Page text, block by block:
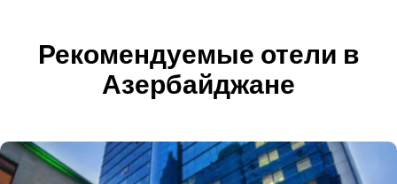
Рекомендуемые отели в
Азербайджане